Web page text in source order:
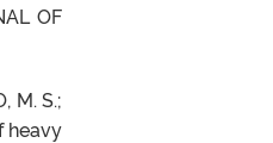
OF
M. S.;
heavy